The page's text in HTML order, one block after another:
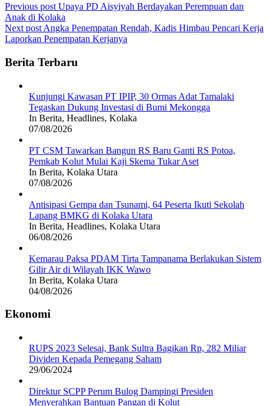
Post
navigation
Previous post Upaya PD Aisyiyah Berdayakan Perempuan dan
Anak di Kolaka
Next post Angka Penempatan Rendah, Kadis Himbau Pencari Kerja
Laporkan Penempatan Kerjanya
Berita Terbaru
Kunjungi Kawasan PT IPIP, 30 Ormas Adat Tamalaki
Tegaskan Dukung Investasi di Bumi Mekongga
In Berita, Headlines, Kolaka
07/08/2026
PT CSM Tawarkan Bangun RS Baru Ganti RS Potoa,
Pemkab Kolut Mulai Kaji Skema Tukar Aset
In Berita, Kolaka Utara
07/08/2026
Antisipasi Gempa dan Tsunami, 64 Peserta Ikuti Sekolah
Lapang BMKG di Kolaka Utara
In Berita, Headlines, Kolaka Utara
06/08/2026
Kemarau Paksa PDAM Tirta Tampanama Berlakukan Sistem
Gilir Air di Wilayah IKK Wawo
In Berita, Kolaka Utara
04/08/2026
Ekonomi
RUPS 2023 Selesai, Bank Sultra Bagikan Rp, 282 Miliar
Dividen Kepada Pemegang Saham
29/06/2024
Direktur SCPP Perum Bulog Dampingi Presiden
Menyerahkan Bantuan Pangan di Kolut